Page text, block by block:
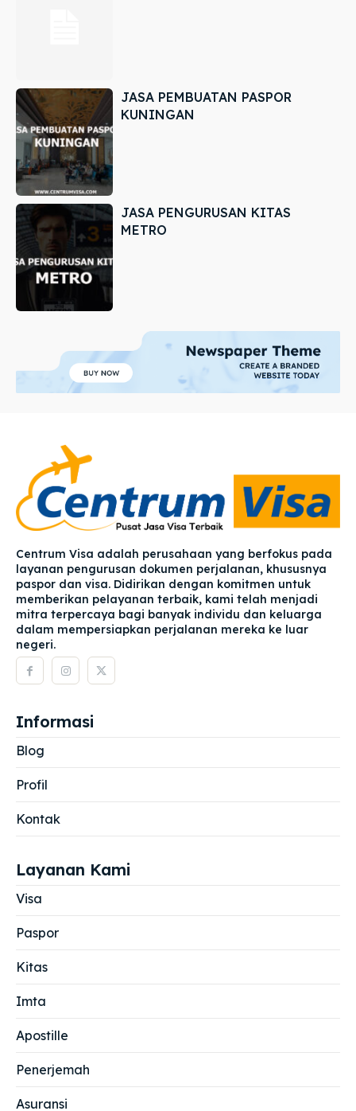
JASA PEMBUATAN PASPOR
KUNINGAN
JASA PENGURUSAN KITAS
METRO
Centrum Visa adalah perusahaan yang berfokus pada
layanan pengurusan dokumen perjalanan, khususnya
paspor dan visa. Didirikan dengan komitmen untuk
memberikan pelayanan terbaik, kami telah menjadi
mitra terpercaya bagi banyak individu dan keluarga
dalam mempersiapkan perjalanan mereka ke luar
negeri.
Informasi
Blog
Profil
Kontak
Layanan Kami
Visa
Paspor
Kitas
Imta
Apostille
Penerjemah
Asuransi